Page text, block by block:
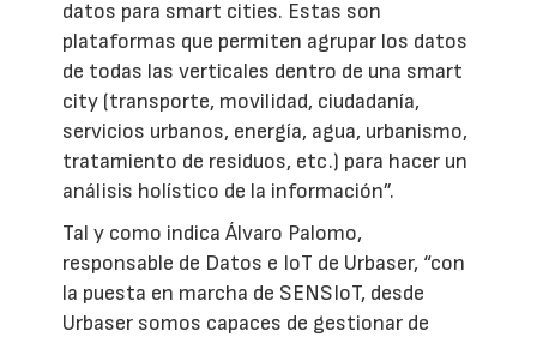
datos para smart cities. Estas son
plataformas que permiten agrupar los datos
de todas las verticales dentro de una smart
city (transporte, movilidad, ciudadanía,
servicios urbanos, energía, agua, urbanismo,
tratamiento de residuos, etc.) para hacer un
análisis holístico de la información”.
Tal y como indica Álvaro Palomo,
responsable de Datos e IoT de Urbaser, “con
la puesta en marcha de SENSIoT, desde
Urbaser somos capaces de gestionar de